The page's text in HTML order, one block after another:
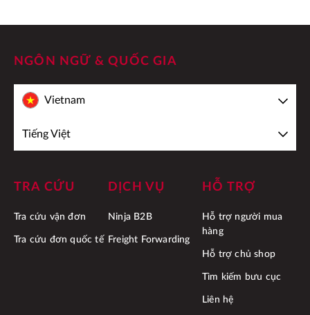
NGÔN NGỮ & QUỐC GIA
Vietnam
Tiếng Việt
TRA CỨU
Tra cứu vận đơn
Tra cứu đơn quốc tế
DỊCH VỤ
Ninja B2B
Freight Forwarding
HỖ TRỢ
Hỗ trợ người mua
hàng
Hỗ trợ chủ shop
Tìm kiếm bưu cục
Liên hệ